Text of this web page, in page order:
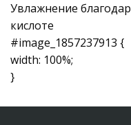
Увлажнение
кислоте
#image_1857237913 {
width: 100%;
}